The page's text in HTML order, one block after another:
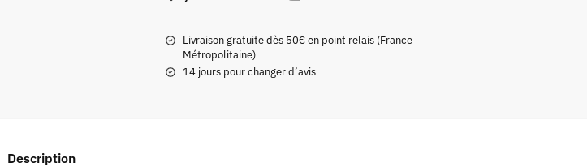
Livraison gratuite dès 50€ en point relais (France
Métropolitaine)
14 jours pour changer d’avis
Description